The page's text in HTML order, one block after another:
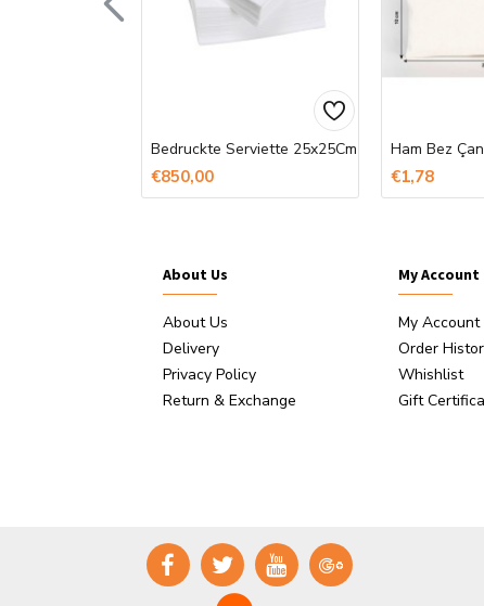
Bedruckte Serviette 25x25Cm
€850,00 €1,78
About Us
About Us
Delivery
Privacy Policy
Return & Exchange
My Account
My Account
Order
Whishlist
Gift